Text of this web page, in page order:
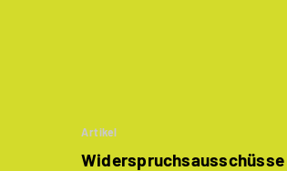
Artikel
Widerspruchsausschüsse